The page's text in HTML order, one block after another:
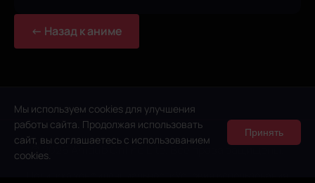
Мы используем cookies для улучшения
работы сайта. Продолжая использовать
сайт, вы соглашаетесь с использованием
cookies.
Принять
← Назад к аниме
© 2026 Anidub Online Lite. Все права защищены.